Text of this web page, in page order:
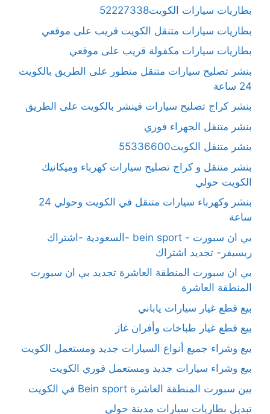
بطاريات سيارات الكويت52227338
بطاريات سيارات متنقل الكويت قريب على موقعي
بطاريات سيارات مكفولة قريب على موقعي
بنشر تصليح سيارات متنقل متطور على الطريق بالكويت
24 ساعة
بنشر كراج تصليح سيارات فينشر بالكويت على الطريق
بنشر متنقل الجهراء فوري
بنشر متنقل الكويت55336600
بنشر متنقل و كراج تصليح سيارات كهرباء وميكانيك
الكويت حولي
بنشر وكهرباء سيارات متنقل في الكويت وحولي 24
ساعة
بي ان سبورت - bein sport -السعودية -اشتراك
ريسيفر- تجديد اشتراك
بي ان سبورت المنطقة العاشرة تجديد بي ان سبورت
المنطقة العاشرة
بيع قطع غيار سيارات ياباني
بيع قطع غيار طباخات وأفران غاز
بيع وشراء جميع أنواع السيارات جديد ومستعمل الكويت
بيع وشراء سيارات جديد ومستعمل فوري الكويت
بين سبورت المنطقة العاشرة Bein sport في الكويت
تبديل بطاريات سيارات مدينة حولي